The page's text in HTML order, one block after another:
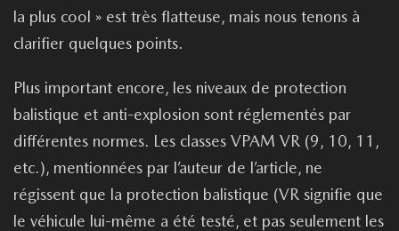
la plus cool » est très flatteuse, mais nous tenons à
clarifier quelques points.
Plus important encore, les niveaux de protection
balistique et anti-explosion sont réglementés par
différentes normes. Les classes VPAM VR (9, 10, 11,
etc.), mentionnées par l’auteur de l’article, ne
régissent que la protection balistique (VR signifie que
le véhicule lui-même a été testé, et pas seulement les